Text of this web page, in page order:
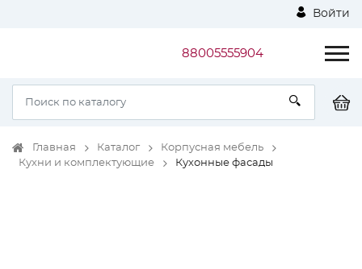
Войти
88005555904
Главная Каталог
Корпусная мебель
Кухни и комплектующие
Кухонные фасады